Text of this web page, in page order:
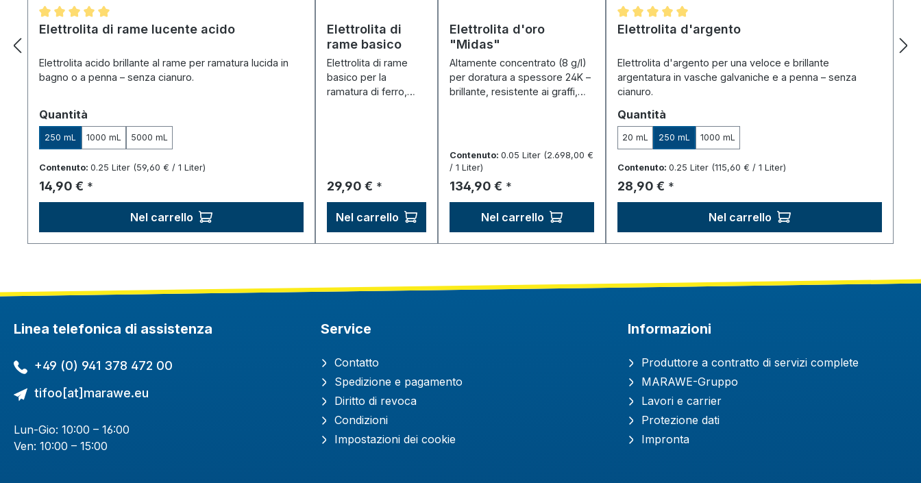
Valutazione media di 5 su 5 stelle
Elettrolita di rame lucente acido
Elettrolita acido brillante al rame per ramatura lucida in
bagno o a penna – senza cianuro.
Seleziona
Quantità
250 mL 1000 mL 5000 mL
Contenuto: 0.25 Liter (59,60 € / 1 Liter)
Prezzo normale:
14,90 € *
Nel carrello
Elettrolita di
rame basico
Elettrolita di rame
basico per la
ramatura di ferro,
Prezzo normale:
29,90 € *
Nel carrello
Elettrolita d'oro
"Midas"
Altamente concentrato (8 g/l)
per doratura a spessore 24K –
brillante, resistente ai graffi,
Contenuto:0.05 Liter (2.698,00 €
/ 1 Liter)
Prezzo normale:
134,90 € *
Nel carrello
Valutazione media di 5 su 5 stelle
Elettrolita d'argento
Elettrolita d'argento per una veloce e brillante
argentatura in vasche galvaniche e a penna – senza
cianuro.
Seleziona
Quantità
20 mL 250 mL 1000 mL
Contenuto:0.25 Liter (115,60 € / 1 Liter)
Prezzo normale:
28,90 € *
Nel carrello
Linea telefonica di assistenza
+49 (0) 941 378 472 00
tifoo[at]marawe.eu
Lun-Gio: 10:00 – 16:00
Ven: 10:00 – 15:00
Service
Contatto
Spedizione e pagamento
Diritto di revoca
Condizioni
Impostazioni dei cookie
Informazioni
Produttore a contratto di servizi complete
MARAWE-Gruppo
Lavori e carrier
Protezione dati
Impronta